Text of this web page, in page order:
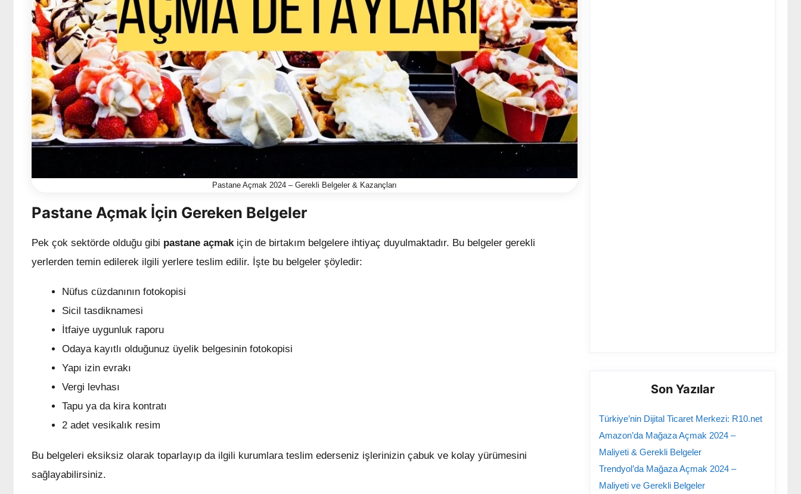
Pastane Açmak 2024 – Gerekli Belgeler & Kazançları
Pastane Açmak İçin Gereken Belgeler
Pek çok sektörde olduğu gibi pastane açmak için de birtakım belgelere ihtiyaç duyulmaktadır. Bu belgeler gerekli
yerlerden temin edilerek ilgili yerlere teslim edilir. İşte bu belgeler şöyledir:
Nüfus cüzdanının fotokopisi
Sicil tasdiknamesi
İtfaiye uygunluk raporu
Odaya kayıtlı olduğunuz üyelik belgesinin fotokopisi
Yapı izin evrakı
Vergi levhası
Tapu ya da kira kontratı
2 adet vesikalık resim
Bu belgeleri eksiksiz olarak toparlayıp da ilgili kurumlara teslim ederseniz işlerinizin çabuk ve kolay yürümesini
sağlayabilirsiniz.
Son Yazılar
Türkiye’nin Dijital Ticaret Merkezi: R10.net
Amazon’da Mağaza Açmak 2024 –
Maliyeti & Gerekli Belgeler
Trendyol’da Mağaza Açmak 2024 –
Maliyeti ve Gerekli Belgeler